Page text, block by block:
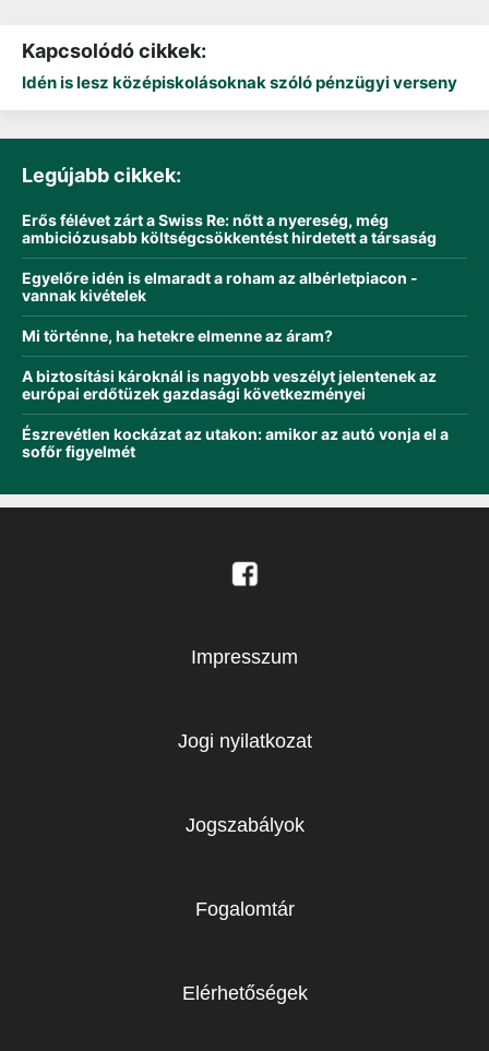
Kapcsolódó cikkek:
Idén is lesz középiskolásoknak szóló pénzügyi verseny
Legújabb cikkek:
Erős félévet zárt a Swiss Re: nőtt a nyereség, még
ambiciózusabb költségcsökkentést hirdetett a társaság
Egyelőre idén is elmaradt a roham az albérletpiacon -
vannak kivételek
Mi történne, ha hetekre elmenne az áram?
A biztosítási károknál is nagyobb veszélyt jelentenek az
európai erdőtüzek gazdasági következményei
Észrevétlen kockázat az utakon: amikor az autó vonja el a
sofőr figyelmét
Impresszum
Jogi nyilatkozat
Jogszabályok
Fogalomtár
Elérhetőségek